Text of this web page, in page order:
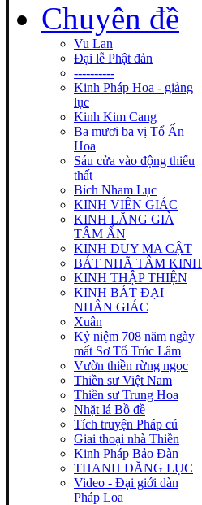
Chuyên đề
Vu Lan
Đại lễ Phật đản
----------
Kinh Pháp Hoa - giảng
lục
Kinh Kim Cang
Ba mươi ba vị Tổ Ấn
Hoa
Sáu cửa vào động thiếu
thất
Bích Nham Lục
KINH VIÊN GIÁC
KINH LĂNG GIÀ
TÂM ẤN
KINH DUY MA CẬT
BÁT NHÃ TÂM KINH
KINH THẬP THIỆN
KINH BÁT ĐẠI
NHÂN GIÁC
Xuân
Kỷ niệm 708 năm ngày
mất Sơ Tổ Trúc Lâm
Vườn thiền rừng ngọc
Thiền sư Việt Nam
Thiền sư Trung Hoa
Nhặt lá Bồ đề
Tích truyện Pháp cú
Giai thoại nhà Thiền
Kinh Pháp Bảo Đàn
THANH ĐĂNG LỤC
Video - Đại giới dàn
Pháp Loa